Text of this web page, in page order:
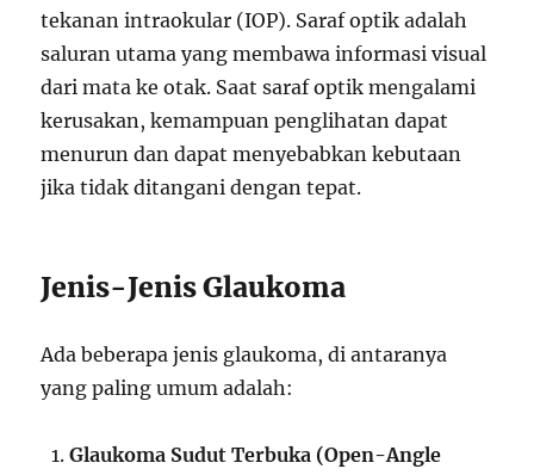
tekanan intraokular (IOP). Saraf optik adalah
saluran utama yang membawa informasi visual
dari mata ke otak. Saat saraf optik mengalami
kerusakan, kemampuan penglihatan dapat
menurun dan dapat menyebabkan kebutaan
jika tidak ditangani dengan tepat.
Jenis-Jenis Glaukoma
Ada beberapa jenis glaukoma, di antaranya
yang paling umum adalah:
Glaukoma Sudut Terbuka (Open-Angle